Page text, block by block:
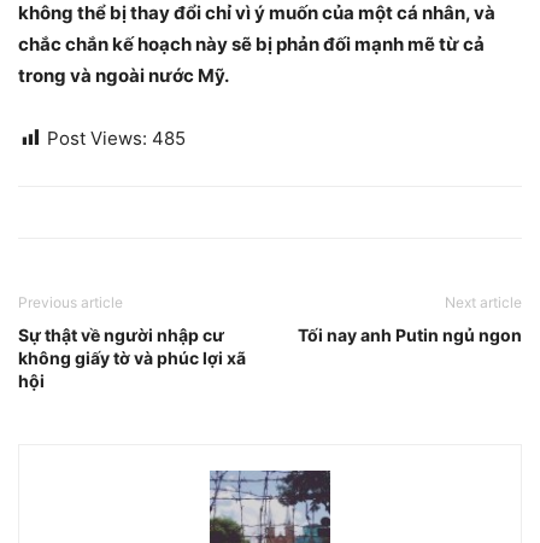
không thể bị thay đổi chỉ vì ý muốn của một cá nhân, và
chắc chắn kế hoạch này sẽ bị phản đối mạnh mẽ từ cả
trong và ngoài nước Mỹ.
Post Views: 485
Previous article
Sự thật về người nhập cư
không giấy tờ và phúc lợi xã
hội
Next article
Tối nay anh Putin ngủ ngon